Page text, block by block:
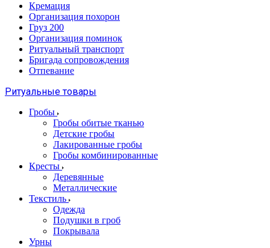
Кремация
Организация похорон
Груз 200
Организация поминок
Ритуальный транспорт
Бригада сопровождения
Отпевание
Ритуальные товары
Гробы
Гробы обитые тканью
Детские гробы
Лакированные гробы
Гробы комбинированные
Кресты
Деревянные
Металлические
Текстиль
Одежда
Подушки в гроб
Покрывала
Урны